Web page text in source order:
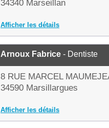
34340 Marseillan
Afficher les détails
Arnoux Fabrice - Dentiste
8 RUE MARCEL
34590 Marsillargues
Afficher les détails